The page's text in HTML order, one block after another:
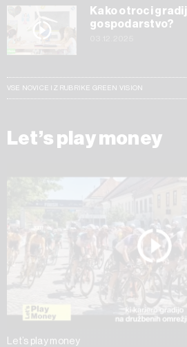
Kako otroci
gospodarstvo?
VSE NOVICE IZ RUBRIKE GREEN VISION
Let’s play money
Let’s play money